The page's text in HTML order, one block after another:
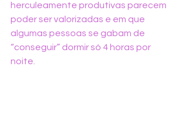
herculeamente produtivas parecem
poder ser valorizadas e em que
algumas pessoas se gabam de
“conseguir” dormir só 4 horas por
noite.